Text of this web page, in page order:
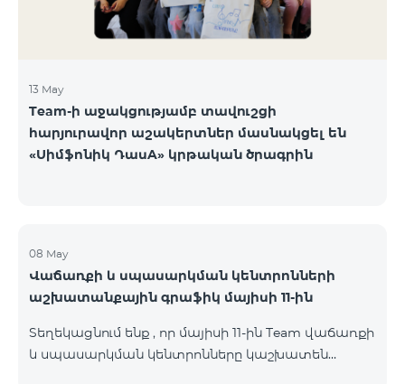
13 May
Team-ի աջակցությամբ տավուշցի
հարյուրավոր աշակերտներ մասնակցել են
«Սիմֆոնիկ ԴասA» կրթական ծրագրին
08 May
Վաճառքի և սպասարկման կենտրոնների
աշխատանքային գրաֆիկ մայիսի 11-ին
Տեղեկացնում ենք , որ մայիսի 11-ին Team վաճառքի
և սպասարկման կենտրոնները կաշխատեն